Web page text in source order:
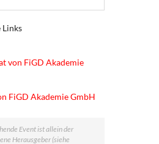
von FiGD Akademie
FiGD Akademie GmbH
Event ist allein der
Herausgeber (siehe